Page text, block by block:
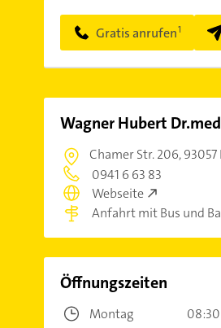
Gratis anrufen
Wagner Hubert
Chamer Str. 206,
0941 6 63 83
Webseite
Anfahrt mit Bus und
Öffnungszeiten
Montag